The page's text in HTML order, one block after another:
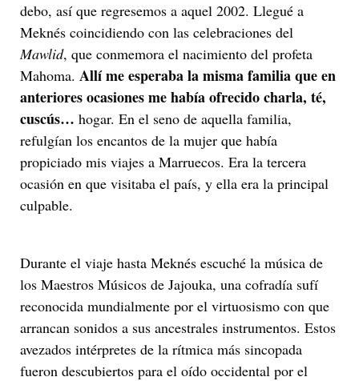
debo, así que regresemos a aquel 2002. Llegué a
Meknés coincidiendo con las celebraciones del
Mawlid, que conmemora el nacimiento del profeta
Mahoma. Allí me esperaba la misma familia que en
anteriores ocasiones me había ofrecido charla, té,
cuscús… hogar. En el seno de aquella familia,
refulgían los encantos de la mujer que había
propiciado mis viajes a Marruecos. Era la tercera
ocasión en que visitaba el país, y ella era la principal
culpable.
Durante el viaje hasta Meknés escuché la música de
los Maestros Músicos de Jajouka, una cofradía sufí
reconocida mundialmente por el virtuosismo con que
arrancan sonidos a sus ancestrales instrumentos. Estos
avezados intérpretes de la rítmica más sincopada
fueron descubiertos para el oído occidental por el